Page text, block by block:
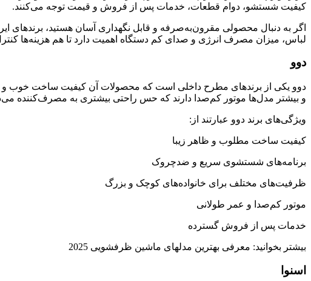
کیفیت شستشو، دوام قطعات، خدمات پس از فروش و قیمت توجه می‌کنند.
اگر به دنبال محصولی مقرون‌به‌صرفه و قابل نگهداری آسان هستید،
لباس، میزان مصرف انرژی و صدای کم دستگاه اهمیت دارد تا هم هزینه‌ها
دوو
دوو یکی از برندهای مطرح داخلی است که محصولات آن کیفیت ساخت خوب و
و بیشتر مدل‌ها موتور کم‌صدا دارند که حس راحتی بیشتری به مصرف‌کننده
ویژگی‌های برند دوو عبارتند از:
کیفیت ساخت مطلوب و ظاهر زیبا
برنامه‌های شستشوی سریع و ضدچروک
ظرفیت‌های مختلف برای خانواده‌های کوچک و بزرگ
موتور کم‌صدا و عمر طولانی
خدمات پس از فروش گسترده
بیشتر بخوانید: معرفی بهترین مدلهای ماشین ظرفشویی 2025
اسنوا